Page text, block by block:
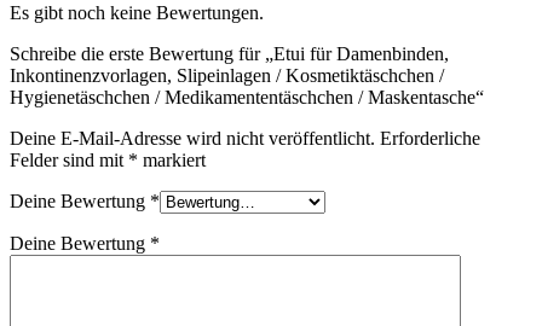
Es gibt noch keine Bewertungen.
Schreibe die erste Bewertung für „Etui für Damenbinden,
Inkontinenzvorlagen, Slipeinlagen / Kosmetiktäschchen /
Hygienetäschchen / Medikamententäschchen / Maskentasche“
Deine E-Mail-Adresse wird nicht veröffentlicht. Erforderliche
Felder sind mit * markiert
Deine Bewertung *
Deine Bewertung *